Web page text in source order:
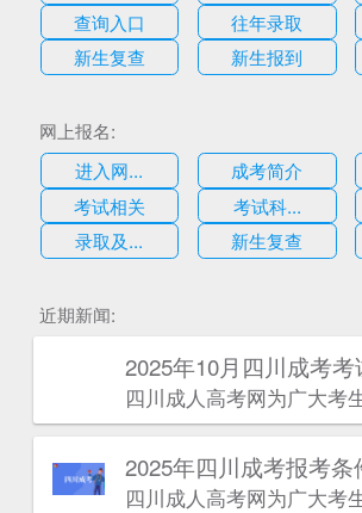
查询入口
往年录取
新生复查
新生报到
网上报名:
进入网...
成考简介
考试相关
考试科...
录取及...
新生复查
近期新闻:
2025年10月四川成考考
2025年‌‌‌‌四川成考报考条